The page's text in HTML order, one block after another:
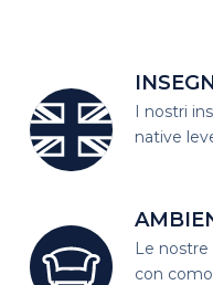
I nostri
native
Le
con